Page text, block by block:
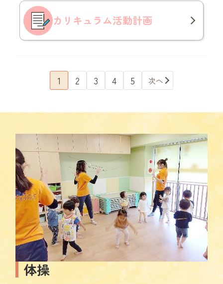
カリキュラム活動計画
1 2 3 4 5 次へ
体操